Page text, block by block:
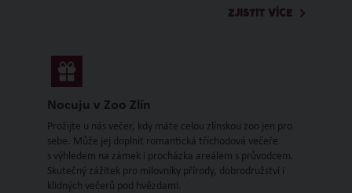
ZJISTIT VÍCE
Nocuju v Zoo Zlín
Prožijte u nás večer, kdy máte celou zlínskou zoo jen pro
sebe. Může jej doplnit romantická tříchodová večeře
s výhledem na zámek i procházka areálem s průvodcem.
Skutečný zážitek pro milovníky přírody, dobrodružství i
klidných večerů pod hvězdami.